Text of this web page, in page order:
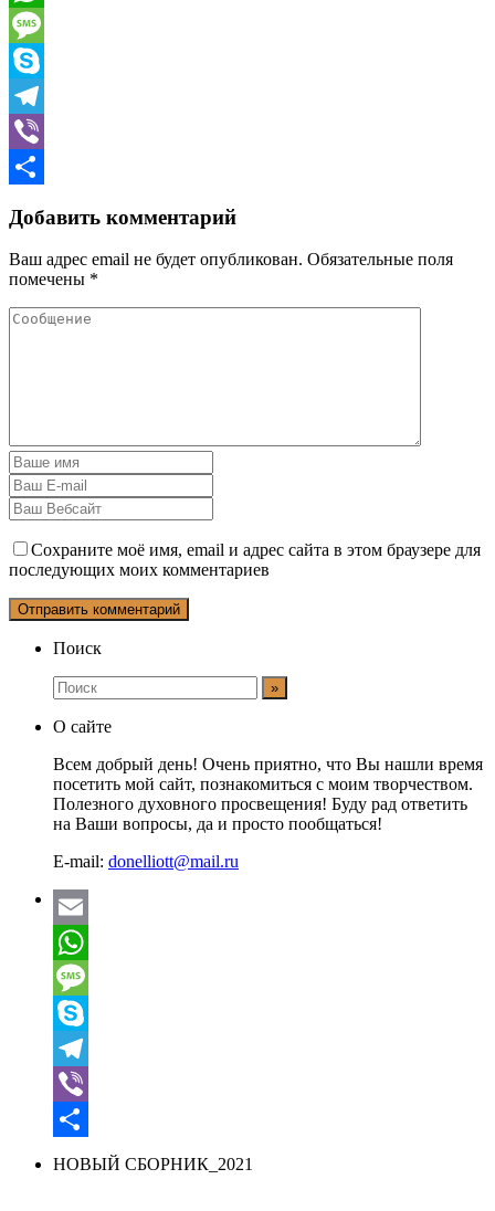
WhatsApp
Message
Skype
Telegram
Viber
Добавить комментарий
Ваш адрес email не будет опубликован. Обязательные поля
помечены *
Сохраните моё имя, email и адрес сайта в этом браузере для
последующих моих комментариев
Поиск
О сайте
Всем добрый день! Очень приятно, что Вы нашли время
посетить мой сайт, познакомиться с моим творчеством.
Полезного духовного просвещения! Буду рад ответить
на Ваши вопросы, да и просто пообщаться!
E-mail: donelliott@mail.ru
Email
WhatsApp
Message
Skype
Telegram
Viber
Отправить
НОВЫЙ СБОРНИК_2021